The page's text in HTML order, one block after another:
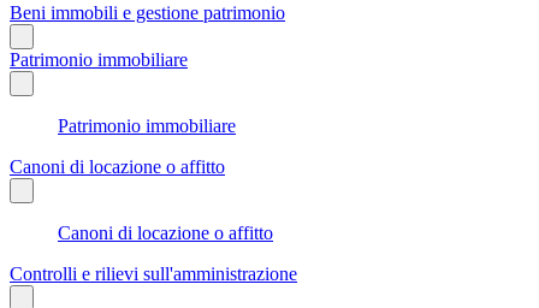
Beni immobili e gestione patrimonio
Patrimonio immobiliare
Patrimonio immobiliare
Canoni di locazione o affitto
Canoni di locazione o affitto
Controlli e rilievi sull'amministrazione